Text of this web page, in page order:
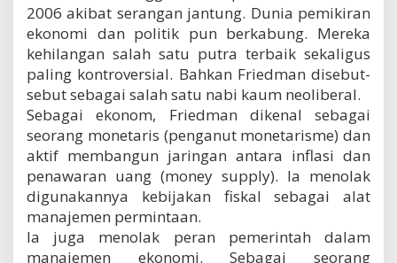
2006 akibat serangan jantung. Dunia pemikiran
ekonomi dan politik pun berkabung. Mereka
kehilangan salah satu putra terbaik sekaligus
paling kontroversial. Bahkan Friedman disebut-
sebut sebagai salah satu nabi kaum neoliberal.
Sebagai ekonom, Friedman dikenal sebagai
seorang monetaris (penganut monetarisme) dan
aktif membangun jaringan antara inflasi dan
penawaran uang (money supply). Ia menolak
digunakannya kebijakan fiskal sebagai alat
manajemen permintaan.
Ia juga menolak peran pemerintah dalam
manajemen ekonomi. Sebagai seorang